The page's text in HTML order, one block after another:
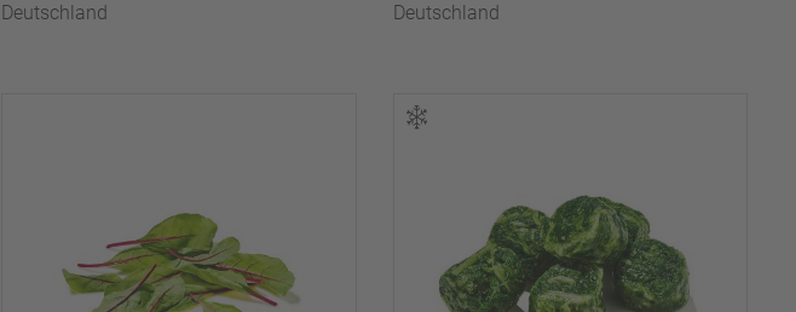
Deutschland
Deutschland